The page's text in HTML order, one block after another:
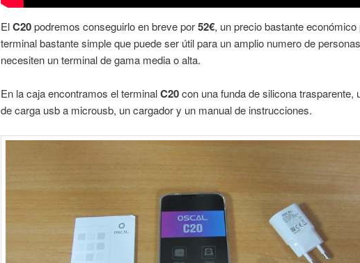
ElC20podremos conseguirlo en breve por52€, un precio bastante económico
terminal bastante simple que puede ser útil para un amplio numero de
necesiten un terminal de gama media o alta.
En la caja encontramos el terminalC20con una funda de silicona trasparente,
de carga usb a microusb, un cargador y un manual de instrucciones.